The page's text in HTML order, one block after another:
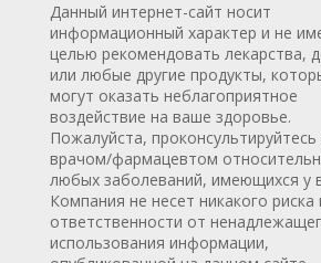
Данный интернет-сайт носит
информационный характер и не
целью рекомендовать лекарства,
или любые другие продукты,
могут оказать неблагоприятное
воздействие на ваше здоровье.
Пожалуйста, проконсультируйтесь
врачом/фармацевтом
любых заболеваний, имеющихся у
Компания не несет никакого риска
ответственности от
использования информации,